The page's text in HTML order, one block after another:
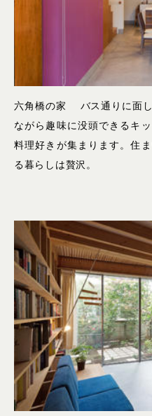
六角橋の家 バス通りに面し
ながら趣味に没頭できるキ
料理好きが集まります。住
る暮らしは贅沢。